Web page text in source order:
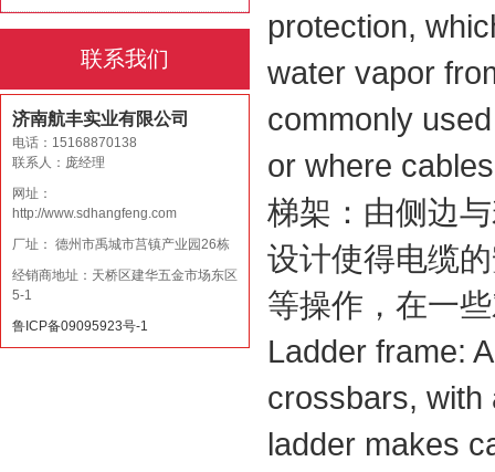
联系我们
济南航丰实业有限公司
电话：15168870138
联系人：庞经理
网址：
http://www.sdhangfeng.com
厂址： 德州市禹城市莒镇产业园26栋
经销商地址：天桥区建华五金市场东区
5-1
鲁ICP备09095923号-1
protection,
water vapor
commonly
or where
梯架：由侧边
设计使得电缆
等操作，在一
Ladder frame:
crossbars, with
ladder makes